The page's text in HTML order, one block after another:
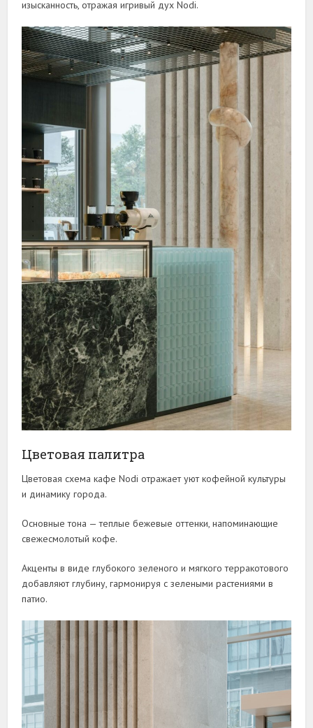
изысканность, отражая игривый дух Nodi.
Цветовая палитра
Цветовая схема кафе Nodi отражает уют кофейной культуры
и динамику города.
Основные тона — теплые бежевые оттенки, напоминающие
свежесмолотый кофе.
Акценты в виде глубокого зеленого и мягкого терракотового
добавляют глубину, гармонируя с зелеными растениями в
патио.